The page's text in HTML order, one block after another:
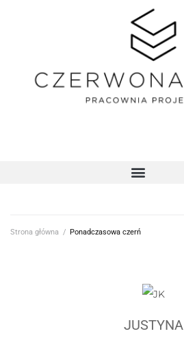
Strona główna / Ponadczasowa czerń
JUSTYNA